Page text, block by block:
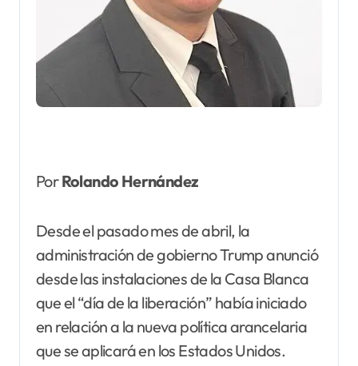
PorRolando Hernández
Desde el pasado mes de abril, la
administración de gobierno Trump anunció
desde las instalaciones de la Casa Blanca
que el “día de la liberación” había iniciado
en relación a la nueva política arancelaria
que se aplicará en los Estados Unidos.